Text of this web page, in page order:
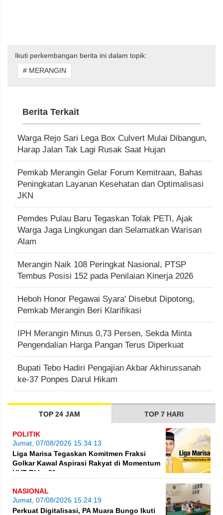
Ikuti perkembangan berita ini dalam topik:
# MERANGIN
Berita Terkait
Warga Rejo Sari Lega Box Culvert Mulai Dibangun,
Harap Jalan Tak Lagi Rusak Saat Hujan
Pemkab Merangin Gelar Forum Kemitraan, Bahas
Peningkatan Layanan Kesehatan dan Optimalisasi
JKN
Pemdes Pulau Baru Tegaskan Tolak PETI, Ajak
Warga Jaga Lingkungan dan Selamatkan Warisan
Alam
Merangin Naik 108 Peringkat Nasional, PTSP
Tembus Posisi 152 pada Penilaian Kinerja 2026
Heboh Honor Pegawai Syara' Disebut Dipotong,
Pemkab Merangin Beri Klarifikasi
IPH Merangin Minus 0,73 Persen, Sekda Minta
Pengendalian Harga Pangan Terus Diperkuat
Bupati Tebo Hadiri Pengajian Akbar Akhirussanah
ke-37 Ponpes Darul Hikam
TOP 24 JAM TOP 7 HARI
POLITIK
Jumat, 07/08/2026 15:34:13
Liga Marisa Tegaskan Komitmen Fraksi
Golkar Kawal Aspirasi Rakyat di Momentum
HUT RI ke-81
NASIONAL
Jumat, 07/08/2026 15:24:19
Perkuat Digitalisasi, PA Muara Bungo Ikuti